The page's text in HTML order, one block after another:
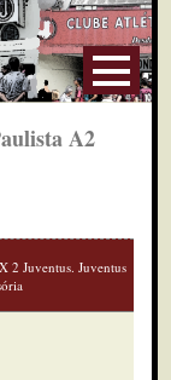
A2
2 Juventus. Juventus